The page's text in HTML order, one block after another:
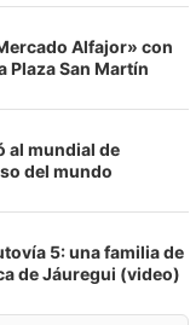
Alfajor» con
Plaza San Martín
al mundial de
del mundo
5: una familia de
de Jáuregui (video)